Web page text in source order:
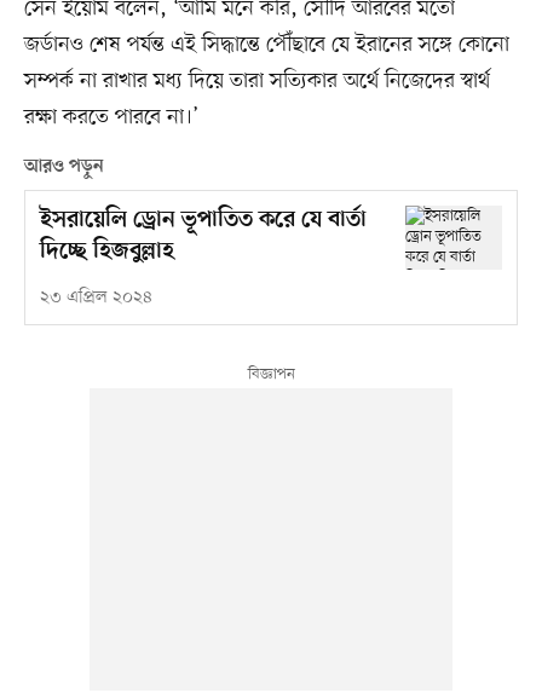
সেন ইয়োম বলেন, ‘আমি মনে করি, সৌদি আরবের মতো
জর্ডানও শেষ পর্যন্ত এই সিদ্ধান্তে পৌঁছাবে যে ইরানের সঙ্গে কোনো
সম্পর্ক না রাখার মধ্য দিয়ে তারা সত্যিকার অর্থে নিজেদের স্বার্থ
রক্ষা করতে পারবে না।’
আরও পড়ুন
ইসরায়েলি ড্রোন ভূপাতিত করে যে বার্তা
দিচ্ছে হিজবুল্লাহ
২৩ এপ্রিল ২০২৪